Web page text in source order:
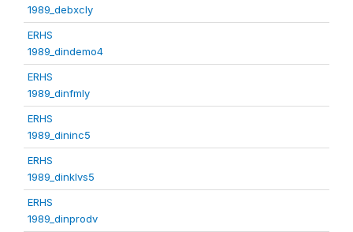
1989_debxcly
ERHS
1989_dindemo4
ERHS
1989_dinfmly
ERHS
1989_dininc5
ERHS
1989_dinklvs5
ERHS
1989_dinprodv